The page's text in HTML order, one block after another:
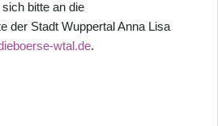
bitte an die
der Stadt Wuppertal Anna Lisa
wtal.de.